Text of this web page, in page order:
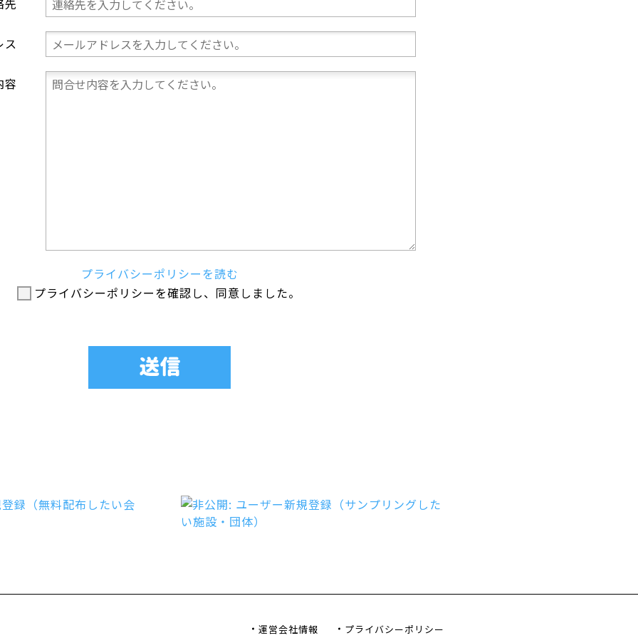
先
ス
容
プライバシーポリシーを読む
プライバシーポリシーを確認し、同意しました。
運営会社情報 プライバシーポリシー